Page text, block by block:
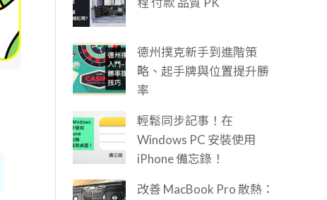
德州撲克新手到進階策
略、起手牌與位置提升勝
率
輕鬆同步記事！在
Windows PC 安裝使用
iPhone 備忘錄！
改善 MacBook Pro 散熱：